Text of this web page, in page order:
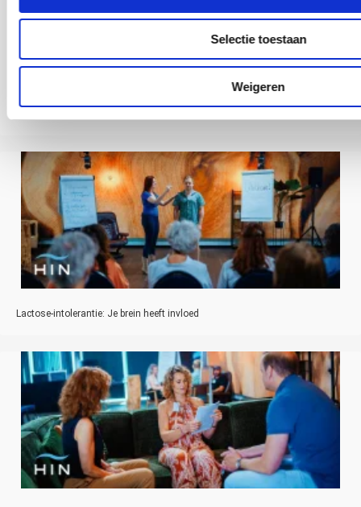
Selectie toestaan
Weigeren
Lactose-intolerantie: Je brein heeft invloed